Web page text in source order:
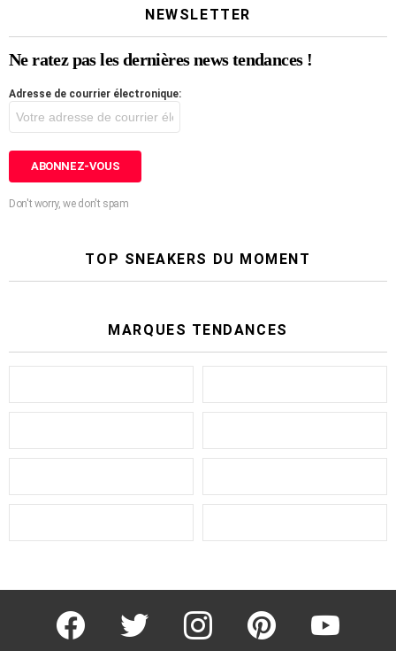
NEWSLETTER
Ne ratez pas les dernières news tendances !
Adresse de courrier électronique:
Don't worry, we don't spam
TOP SNEAKERS DU MOMENT
MARQUES TENDANCES
facebook twitter instagram pinterest youtube